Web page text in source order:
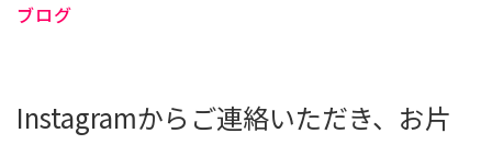
ブログ
Instagramからご連絡いただき、お片